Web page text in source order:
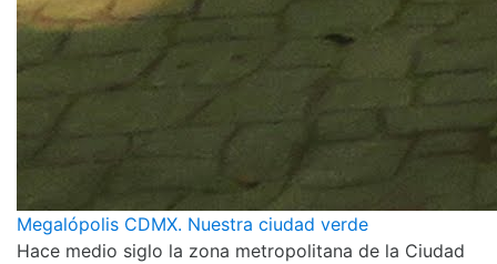
Megalópolis CDMX. Nuestra ciudad verde
Hace medio siglo la zona metropolitana de la Ciudad